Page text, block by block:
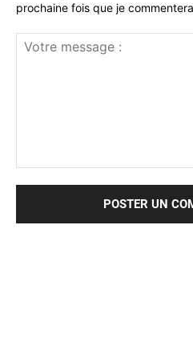
prochaine fois que je